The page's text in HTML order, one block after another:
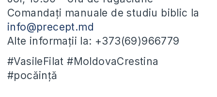
Comandați manuale de studiu biblic la
info@precept.md
Alte informații la: +373(69)966779
#VasileFilat #MoldovaCrestina
#pocăință